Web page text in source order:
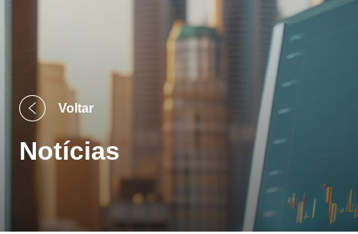
MAIS BUSCADOS
RECENTES
Voltar
Notícias